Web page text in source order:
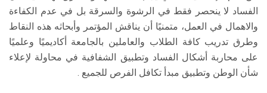
الفساد لا ينحصر فقط في الرشوة والسرقة بل في عدم الكفاءة
والاهمال في العمل، متمنيًا أن يناقش المؤتمر وأبحاثه هذه النقاط
وطرق تدريب كافة الطلاب والعاملين بالجامعة أكاديميًا وعلميًا
على محاربة أشكال الفساد وتطبيق الشفافية في محاولة لإعلاء
شأن الوطن وتطبيق مبدأ تكافل الفرص للجميع .